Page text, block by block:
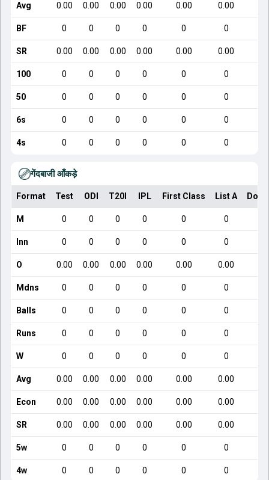
Avg 0.00 0.00 0.00 0.00 0.00 0.00
BF 0 0 0 0 0 0
SR 0.00 0.00 0.00 0.00 0.00 0.00
100 0 0 0 0 0 0
50 0 0 0 0 0 0
6s 0 0 0 0 0 0
4s 0 0 0 0 0 0
गेंदबाजी आँकड़े
Format Test ODI T20I IPL First Class List A
M 0 0 0 0 0 0
Inn 0 0 0 0 0 0
O 0.00 0.00 0.00 0.00 0.00 0.00
Mdns 0 0 0 0 0 0
Balls 0 0 0 0 0 0
Runs 0 0 0 0 0 0
W 0 0 0 0 0 0
Avg 0.00 0.00 0.00 0.00 0.00 0.00
Econ 0.00 0.00 0.00 0.00 0.00 0.00
SR 0.00 0.00 0.00 0.00 0.00 0.00
5w 0 0 0 0 0 0
4w 0 0 0 0 0 0